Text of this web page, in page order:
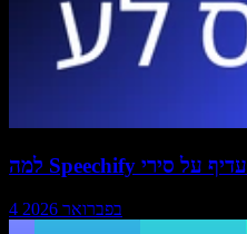
למה Speechify עדיף על סירי
4 בפברואר 2026